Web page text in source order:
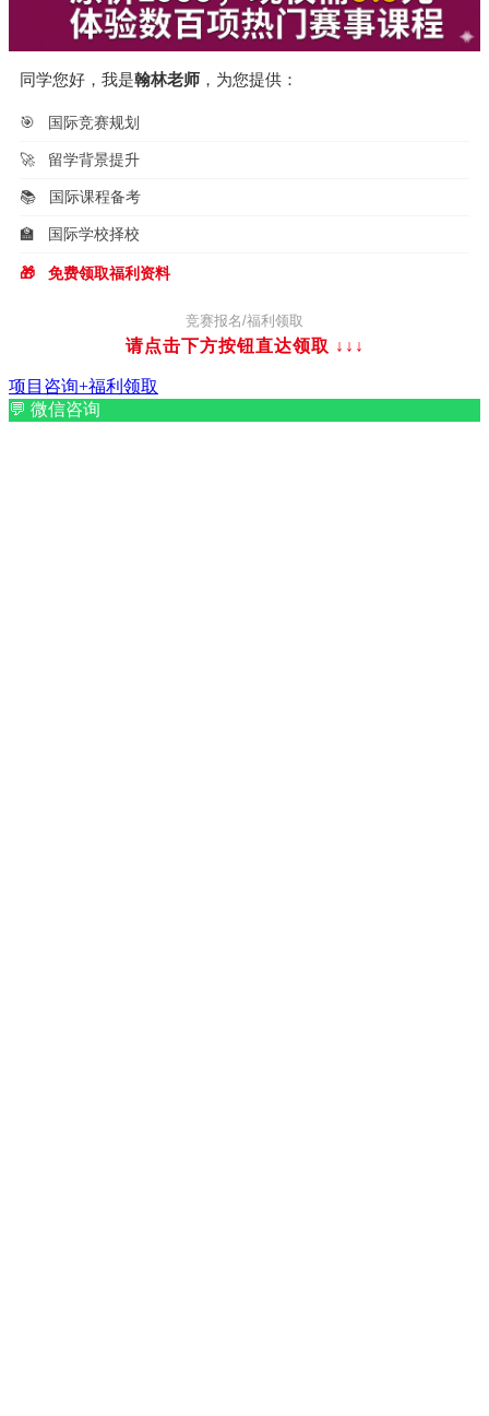
同学您好，我是翰林老师 ，为您提供：
🎯 国际竞赛规划
🚀 留学背景提升
📚 国际课程备考
🏫 国际学校择校
🎁 免费领取福利资料
竞赛报名/福利领取
请点击下方按钮直达领取 ↓↓↓
项目咨询+福利领取
💬 微信咨询